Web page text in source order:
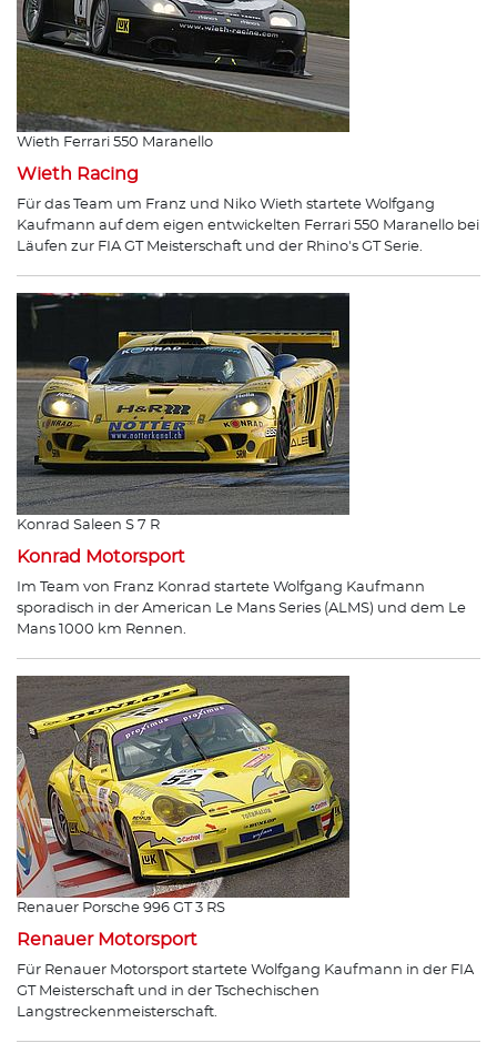
Wieth Ferrari 550 Maranello
Wieth Racing
Für das Team um Franz und Niko Wieth startete Wolfgang
Kaufmann auf dem eigen entwickelten Ferrari 550 Maranello bei
Läufen zur FIA GT Meisterschaft und der Rhino's GT Serie.
Konrad Saleen S 7 R
Konrad Motorsport
Im Team von Franz Konrad startete Wolfgang Kaufmann
sporadisch in der American Le Mans Series (ALMS) und dem Le
Mans 1000 km Rennen.
Renauer Porsche 996 GT 3 RS
Renauer Motorsport
Für Renauer Motorsport startete Wolfgang Kaufmann in der FIA
GT Meisterschaft und in der Tschechischen
Langstreckenmeisterschaft.